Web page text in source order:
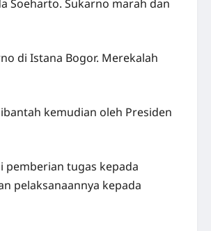
Soeharto. Sukarno marah dan
di Istana Bogor. Merekalah
kemudian oleh Presiden
pemberian tugas kepada
pelaksanaannya kepada